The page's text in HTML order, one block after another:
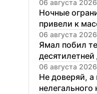
06 августа
Ночные
привели к
06 августа
Ямал побил
десятилетней
06 августа
Не доверяй, а
нелегального